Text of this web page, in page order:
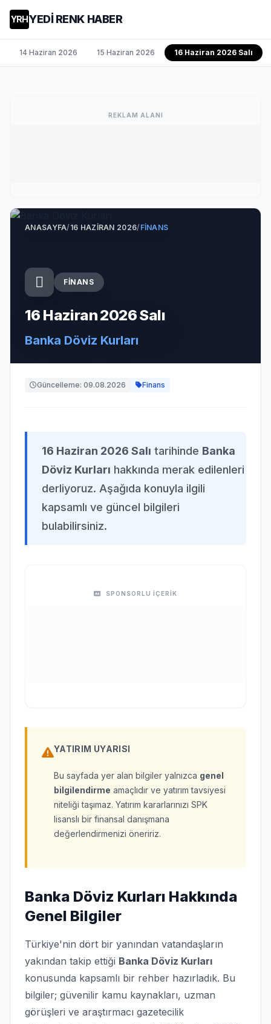
YRHYEDİ RENK HABER
14 Haziran 2026 15 Haziran 2026 16 Haziran 2026 Salı
REKLAM ALANI
ANASAYFA/16 HAZIRAN 2026/FINANS
FINANS
16 Haziran 2026 Salı
Banka Döviz Kurları
Güncelleme: 09.08.2026 Finans
16 Haziran 2026 Salı tarihinde Banka
Döviz Kurları hakkında merak edilenleri
derliyoruz. Aşağıda konuyla ilgili
kapsamlı ve güncel bilgileri
bulabilirsiniz.
SPONSORLU İÇERİK
YATIRIM UYARISI
Bu sayfada yer alan bilgiler yalnızca genel
bilgilendirme amaçlıdır ve yatırım tavsiyesi
niteliği taşımaz. Yatırım kararlarınızı SPK
lisanslı bir finansal danışmana
değerlendirmenizi öneririz.
Banka Döviz Kurları Hakkında
Genel Bilgiler
Türkiye'nin dört bir yanından vatandaşların
yakından takip ettiği Banka Döviz Kurları
konusunda kapsamlı bir rehber hazırladık. Bu
bilgiler; güvenilir kamu kaynakları, uzman
görüşleri ve araştırmacı gazetecilik